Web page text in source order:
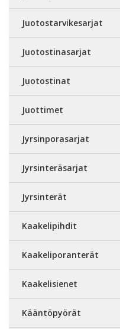
Juotostarvikesarjat
Juotostinasarjat
Juotostinat
Juottimet
Jyrsinporasarjat
Jyrsinteräsarjat
Jyrsinterät
Kaakelipihdit
Kaakeliporanterät
Kaakelisienet
Kääntöpyörät